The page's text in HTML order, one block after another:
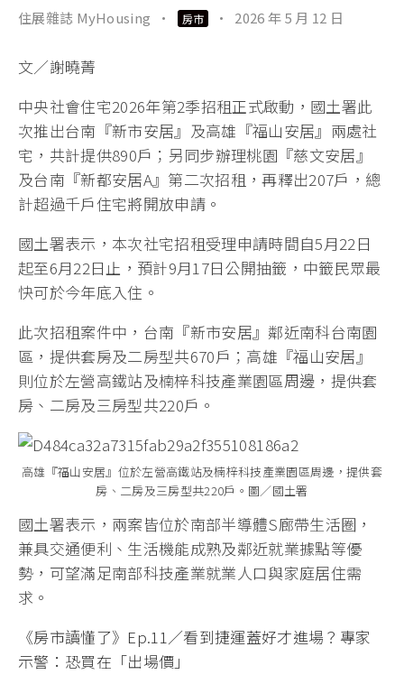
住展雜誌 MyHousing · 房市 · 2026 年 5 月 12 日
文／謝曉菁
中央社會住宅2026年第2季招租正式啟動，國土署此
次推出台南『新市安居』及高雄『福山安居』兩處社
宅，共計提供890戶；另同步辦理桃園『慈文安居』
及台南『新都安居A』第二次招租，再釋出207戶，總
計超過千戶住宅將開放申請。
國土署表示，本次社宅招租受理申請時間自5月22日
起至6月22日止，預計9月17日公開抽籤，中籤民眾最
快可於今年底入住。
此次招租案件中，台南『新市安居』鄰近南科台南園
區，提供套房及二房型共670戶；高雄『福山安居』
則位於左營高鐵站及楠梓科技產業園區周邊，提供套
房、二房及三房型共220戶。
高雄『福山安居』位於左營高鐵站及楠梓科技產業園區周邊，提供套
房、二房及三房型共220戶。圖／國土署
國土署表示，兩案皆位於南部半導體S廊帶生活圈，
兼具交通便利、生活機能成熟及鄰近就業據點等優
勢，可望滿足南部科技產業就業人口與家庭居住需
求。
《房市讀懂了》Ep.11／看到捷運蓋好才進場？專家
示警：恐買在「出場價」